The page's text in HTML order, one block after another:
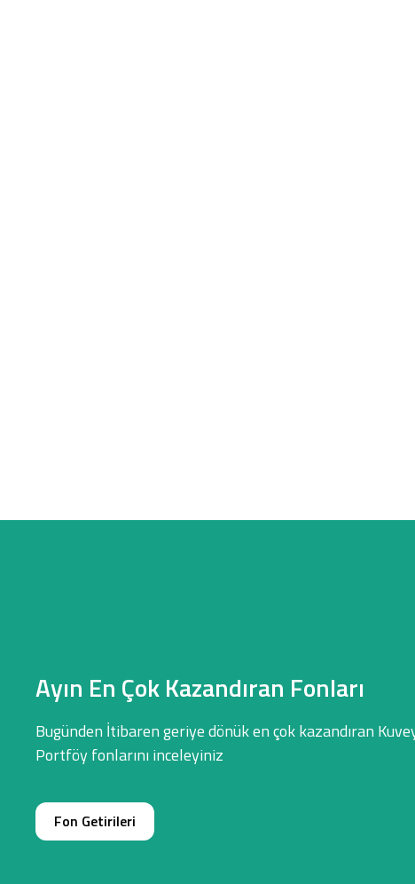
Ayın En Çok Kazandıran Fonları
Bugünden İtibaren geriye dönük en çok kazandıran
Portföy fonlarını inceleyiniz
Fon Getirileri